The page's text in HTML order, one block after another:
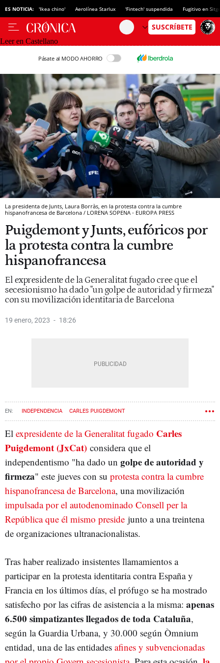
ES NOTICIA: 'Ikea chino' Aerolínea Starlux 'Fintech' suspendida Fugitivo en
Leer en Castellano
Pásate al MODO AHORRO
La presidenta de Junts, Laura Borràs, en la protesta contra la cumbre
hispanofrancesa de Barcelona / LORENA SOPENA - EUROPA PRESS
Puigdemont y Junts, eufóricos por
la protesta contra la cumbre
hispanofrancesa
El expresidente de la Generalitat fugado cree que el
secesionismo ha dado "un golpe de autoridad y firmeza"
con su movilización identitaria de Barcelona
19 enero, 2023 18:26
INDEPENDENCIA CARLES PUIGDEMONT
JUNTS PER CATALUNYA LAURA BORRÀS CONSELL PER LA REPÚBLICA
El expresidente de la Generalitat fugado Carles
Puigdemont (JxCat) considera que el
independentismo "ha dado un golpe de autoridad y
firmeza" este jueves con su protesta contra la cumbre
hispanofrancesa de Barcelona, una movilización
impulsada por el autodenominado Consell per la
República que él mismo preside junto a una treintena
de organizaciones ultranacionalistas.
Tras haber realizado insistentes llamamientos a
participar en la protesta identitaria contra España y
Francia en los últimos días, el prófugo se ha mostrado
satisfecho por las cifras de asistencia a la misma: apenas
6.500 simpatizantes llegados de toda Cataluña,
según la Guardia Urbana, y 30.000 según Òmnium
entidad, una de las entidades afines y subvencionadas